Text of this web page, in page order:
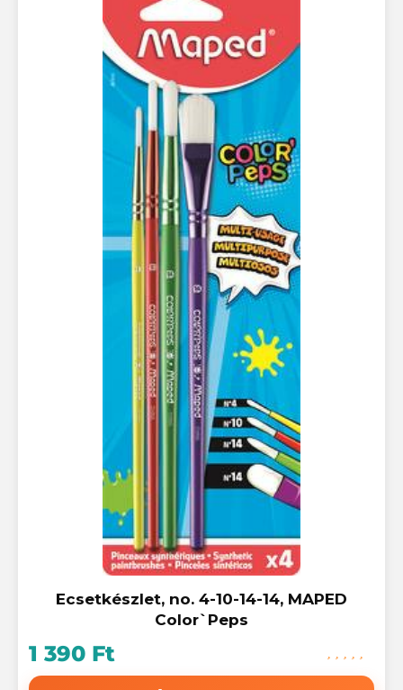
Ecsetkészlet, no. 4-10-14-14, MAPED
Color`Peps
1 390 Ft